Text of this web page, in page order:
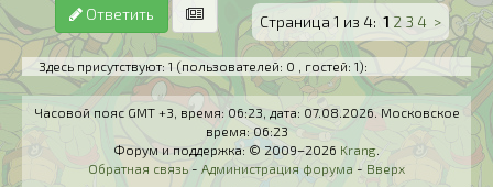
Ответить Страница 1 из 4: 1 2 3 4 >
Здесь присутствуют: 1 (пользователей: 0 , гостей: 1):
Часовой пояс GMT +3, время: 06:23, дата: 07.08.2026. Московское
время: 06:23
Форум и поддержка: © 2009–2026 Krang
Обратная связь - Администрация форума - Вверх